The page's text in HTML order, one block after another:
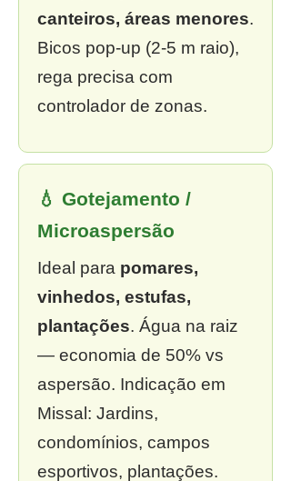
canteiros, áreas menores.
Bicos pop-up (2-5 m raio),
rega precisa com
controlador de zonas.
💧 Gotejamento /
Microaspersão
Ideal para pomares,
vinhedos, estufas,
plantações. Água na raiz
— economia de 50% vs
aspersão. Indicação em
Missal: Jardins,
condomínios, campos
esportivos, plantações.